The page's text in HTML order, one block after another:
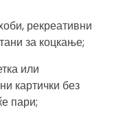
рекреативни
за коцкање;
или
картички без
пари;